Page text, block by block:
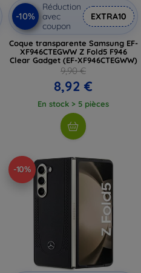
-10%
Réduction
avec
coupon
EXTRA10
Coque transparente Samsung EF-
XF946CTEGWW Z Fold5 F946
Clear Gadget (EF-XF946CTEGWW)
9,90 €
8,92 €
En stock > 5 pièces
-10%